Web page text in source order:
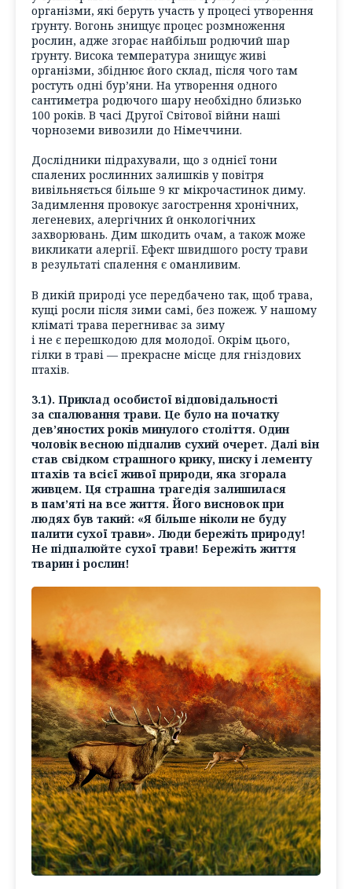
організми, які беруть участь у процесі утворення
ґрунту. Вогонь знищує процес розмноження
рослин, адже згорає найбільш родючий шар
ґрунту. Висока температура знищує живі
організми, збіднює його склад, після чого там
ростуть одні бур’яни. На утворення одного
сантиметра родючого шару необхідно близько
100 років. В часі Другої Світової війни наші
чорноземи вивозили до Німеччини.
Дослідники підрахували, що з однієї тони
спалених рослинних залишків у повітря
вивільняється більше 9 кг мікрочастинок диму.
Задимлення провокує загострення хронічних,
легеневих, алергічних й онкологічних
захворювань. Дим шкодить очам, а також може
викликати алергії. Ефект швидшого росту трави
в результаті спалення є оманливим.
В дикій природі усе передбачено так, щоб трава,
кущі росли після зими самі, без пожеж. У нашому
кліматі трава перегниває за зиму
і не є перешкодою для молодої. Окрім цього,
гілки в траві — прекрасне місце для гніздових
птахів.
3.1). Приклад особистої відповідальності
за спалювання трави. Це було на початку
дев’яностих років минулого століття. Один
чоловік весною підпалив сухий очерет. Далі він
став свідком страшного крику, писку і лементу
птахів та всієї живої природи, яка згорала
живцем. Ця страшна трагедія залишилася
в пам’яті на все життя. Його висновок при
людях був такий: «Я більше ніколи не буду
палити сухої трави». Люди бережіть природу!
Не підпалюйте сухої трави! Бережіть життя
тварин і рослин!